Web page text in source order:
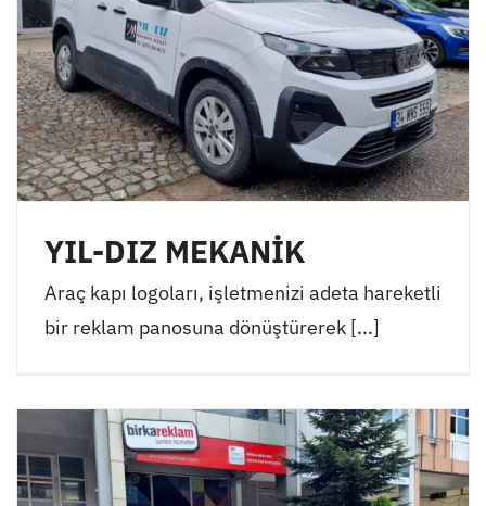
YIL-DIZ MEKANİK
Araç kapı logoları, işletmenizi adeta hareketli
bir reklam panosuna dönüştürerek [...]